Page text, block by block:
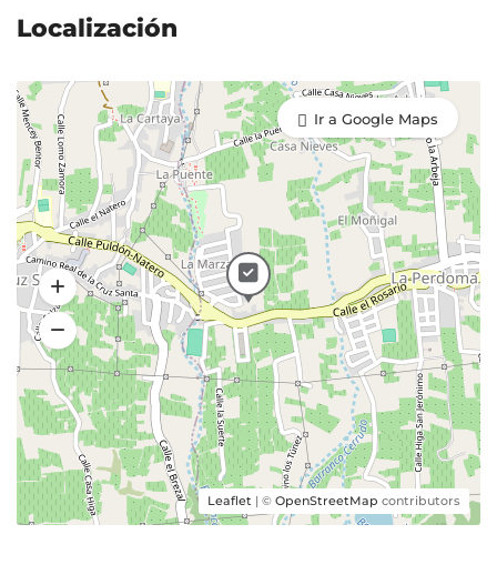
Localización
Leaflet | © OpenStreetMap contributors
Ir a Google Maps